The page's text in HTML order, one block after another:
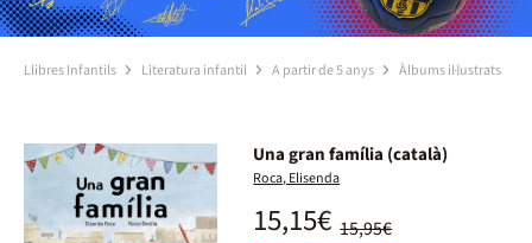
Llibres Infantils Literatura infantil A partir de 5 anys Àlbums il·lustrats
Una gran família (català)
Roca, Elisenda
15,95€
15,15€